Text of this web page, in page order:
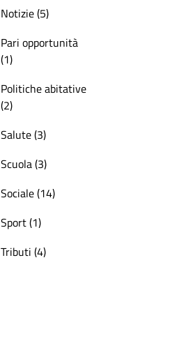
Notizie (5)
Pari opportunità
(1)
Politiche abitative
(2)
Salute (3)
Scuola (3)
Sociale (14)
Sport (1)
Tributi (4)